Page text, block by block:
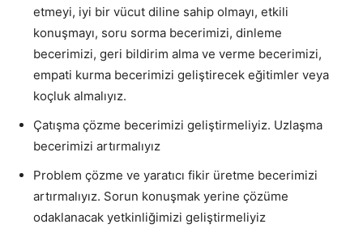
etmeyi, iyi bir vücut diline sahip olmayı, etkili
konuşmayı, soru sorma becerimizi, dinleme
becerimizi, geri bildirim alma ve verme becerimizi,
empati kurma becerimizi geliştirecek eğitimler veya
koçluk almalıyız.
Çatışma çözme becerimizi geliştirmeliyiz. Uzlaşma
becerimizi artırmalıyız
Problem çözme ve yaratıcı fikir üretme becerimizi
artırmalıyız. Sorun konuşmak yerine çözüme
odaklanacak yetkinliğimizi geliştirmeliyiz